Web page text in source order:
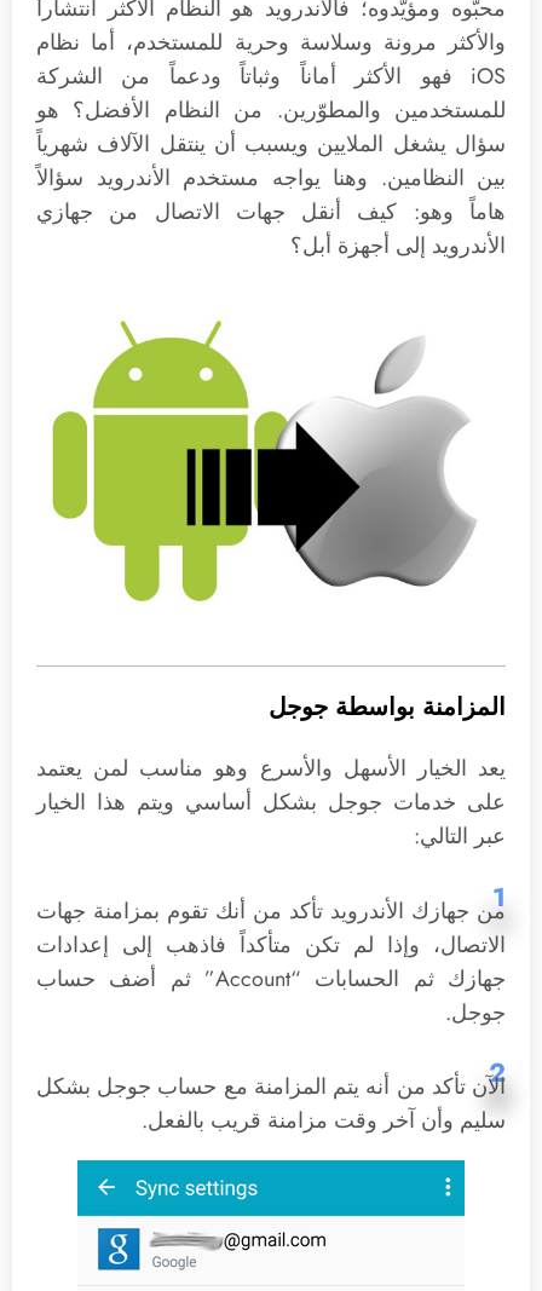
محبّوه ومؤيّدوه؛ فالأندرويد هو النظام الأكثر انتشاراً
والأكثر مرونة وسلاسة وحرية للمستخدم، أما نظام
iOS فهو الأكثر أماناً وثباتاً ودعماً من الشركة
للمستخدمين والمطوّرين. من النظام الأفضل؟ هو
سؤال يشغل الملايين ويسبب أن ينتقل الآلاف شهرياً
بين النظامين. وهنا يواجه مستخدم الأندرويد سؤالاً
هاماً وهو: كيف أنقل جهات الاتصال من جهازي
الأندرويد إلى أجهزة أبل؟
المزامنة بواسطة جوجل
يعد الخيار الأسهل والأسرع وهو مناسب لمن يعتمد
على خدمات جوجل بشكل أساسي ويتم هذا الخيار
عبر التالي:
1
من جهازك الأندرويد تأكد من أنك تقوم بمزامنة جهات
الاتصال، وإذا لم تكن متأكداً فاذهب إلى إعدادات
جهازك ثم الحسابات “Account” ثم أضف حساب
جوجل.
2
الآن تأكد من أنه يتم المزامنة مع حساب جوجل بشكل
سليم وأن آخر وقت مزامنة قريب بالفعل.